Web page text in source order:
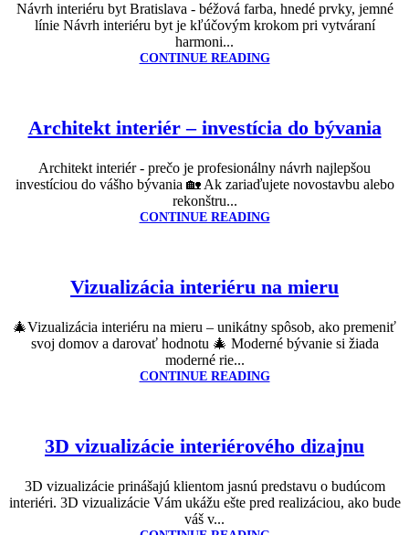
Návrh interiéru byt Bratislava - béžová farba, hnedé prvky, jemné
línie Návrh interiéru byt je kľúčovým krokom pri vytváraní
harmoni...
CONTINUE READING
Architekt interiér – investícia do bývania
Architekt interiér - prečo je profesionálny návrh najlepšou
investíciou do vášho bývania 🏡 Ak zariaďujete novostavbu alebo
rekonštru...
CONTINUE READING
Vizualizácia interiéru na mieru
🎄Vizualizácia interiéru na mieru – unikátny spôsob, ako premeniť
svoj domov a darovať hodnotu 🎄 Moderné bývanie si žiada
moderné rie...
CONTINUE READING
3D vizualizácie interiérového dizajnu
3D vizualizácie prinášajú klientom jasnú predstavu o budúcom
interiéri. 3D vizualizácie Vám ukážu ešte pred realizáciou, ako bude
váš v...